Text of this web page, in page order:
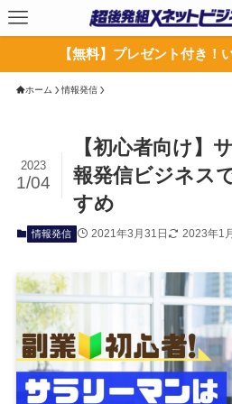
【無料】プレゼント付き！
ホーム 情報発信
【初心者向け】
報発信ビジネス
すめ
2023
1/04
情報発信 2021年3月31日 2023年1